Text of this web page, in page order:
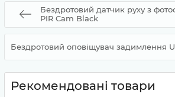
Бездротовий датчик руху з
PIR Cam Black
Бездротовий оповіщувач задимлення
Рекомендовані товари